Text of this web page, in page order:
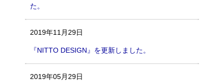
た。
2019年11月29日
『NITTO DESIGN』を更新しました。
2019年05月29日